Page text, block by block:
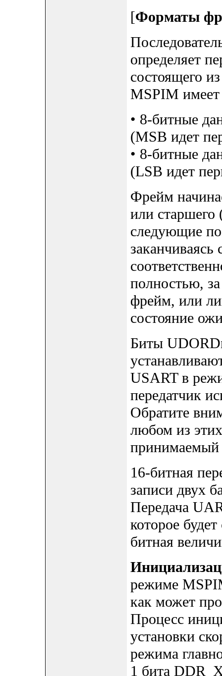
[Форматы
определяет
состоящего
MSPIM
• 8-битные
(MSB идет
• 8-битные
(LSB идет
Фрейм
или старшего
следующие
полностью,
фрейм, или
состояние
Биты
USART в
передатчик
Обратите
любом из
16-битная
записи двух
Передача
которое
битная
режиме
как может
Процесс
установки
режима
1 бита